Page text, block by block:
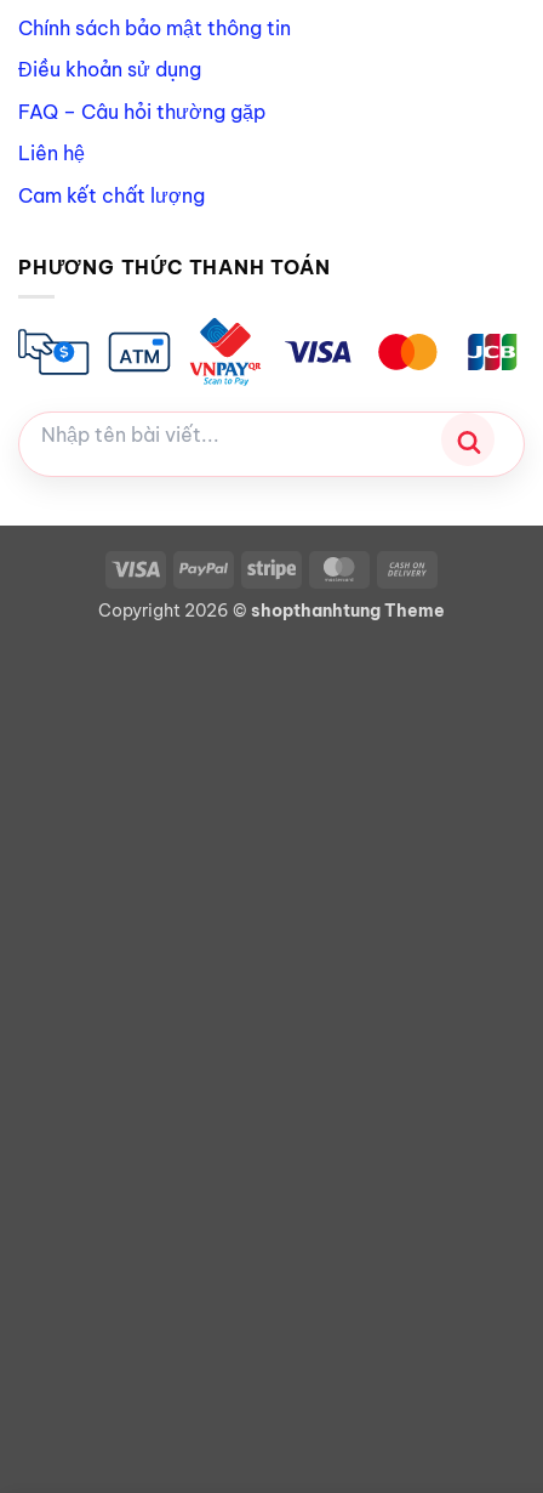
Chính sách bảo mật thông tin
Điều khoản sử dụng
FAQ – Câu hỏi thường gặp
Liên hệ
Cam kết chất lượng
PHƯƠNG THỨC THANH TOÁN
Visa PayPal Stripe MasterCard
Delivery
Copyright 2026 © shopthanhtung Theme